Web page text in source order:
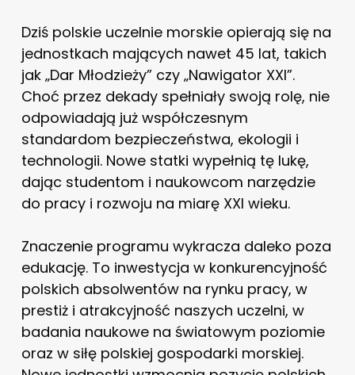
Dziś polskie uczelnie morskie opierają się na
jednostkach mających nawet 45 lat, takich
jak „Dar Młodzieży” czy „Nawigator XXI”.
Choć przez dekady spełniały swoją rolę, nie
odpowiadają już współczesnym
standardom bezpieczeństwa, ekologii i
technologii. Nowe statki wypełnią tę lukę,
dając studentom i naukowcom narzędzie
do pracy i rozwoju na miarę XXI wieku.
Znaczenie programu wykracza daleko poza
edukację. To inwestycja w konkurencyjność
polskich absolwentów na rynku pracy, w
prestiż i atrakcyjność naszych uczelni, w
badania naukowe na światowym poziomie
oraz w siłę polskiej gospodarki morskiej.